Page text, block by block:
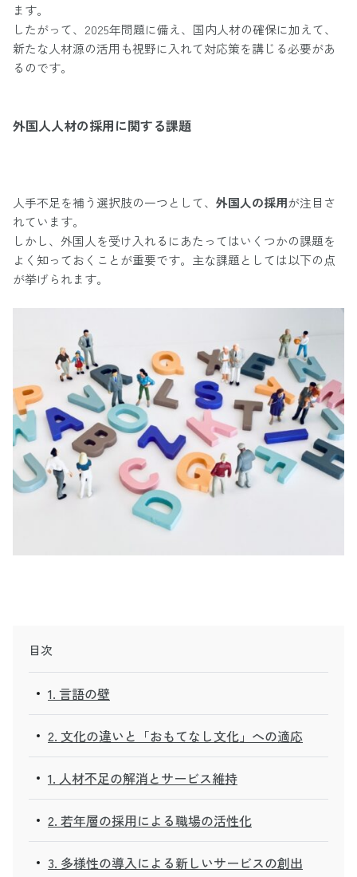
ます。
したがって、2025年問題に備え、国内人材の確保に加えて、
新たな人材源の活用も視野に入れて対応策を講じる必要があ
るのです。
外国人人材の採用に関する課題
人手不足を補う選択肢の一つとして、 外国人の採用が注目さ
れています。
しかし、外国人を受け入れるにあたってはいくつかの課題を
よく知っておくことが重要です。主な課題としては以下の点
が挙げられます。
目次
1. 言語の壁
2. 文化の違いと「おもてなし文化」への適応
1. 人材不足の解消とサービス維持
2. 若年層の採用による職場の活性化
3. 多様性の導入による新しいサービスの創出